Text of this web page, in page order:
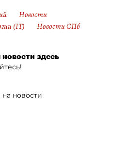
Новости
(IT)
Новости СПб
здесь
новости